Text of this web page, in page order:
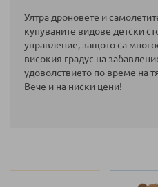
Ултра дроновете и
купуваните видове детски
управление, защото са
високия градус на
удоволствието по време на
Вече и на ниски цени!